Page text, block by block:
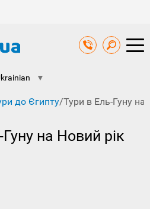
▼
до Єгипту/Тури в Ель-Гуну на
на Новий рік